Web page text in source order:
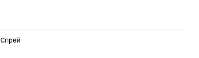
Спрей